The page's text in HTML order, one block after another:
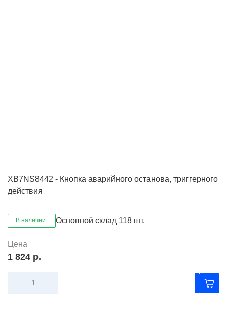
XB7NS8442 - Кнопка аварийного останова, триггерного
действия
В наличии Основной склад 118 шт.
Цена
1 824 р.